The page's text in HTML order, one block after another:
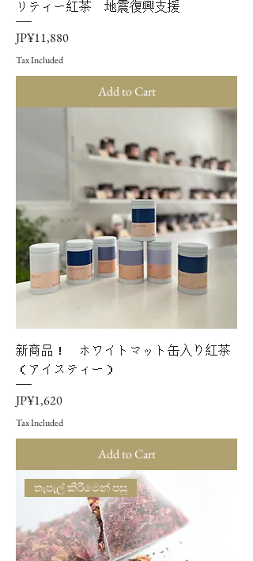
リティー紅茶 地震復興支援
Price
JP¥11,880
Tax Included
Add to Cart
新商品！ ホワイトマット缶入り紅茶
（アイスティー）
Price
JP¥1,620
Tax Included
Add to Cart
තැපැල් කිරීමෙන් පසු